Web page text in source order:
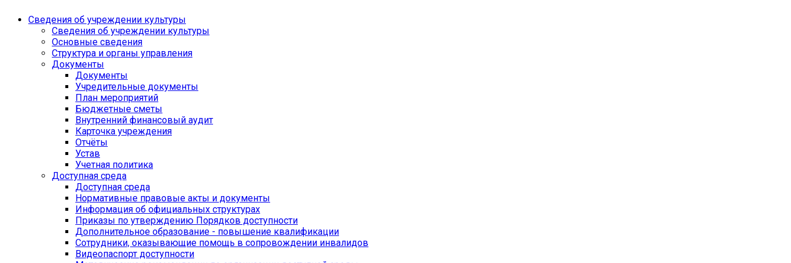
Сведения об учреждении культуры
Сведения об учреждении культуры
Основные сведения
Структура и органы управления
Документы
Документы
Учредительные документы
План мероприятий
Бюджетные сметы
Внутренний финансовый аудит
Карточка учреждения
Отчёты
Устав
Учетная политика
Доступная среда
Доступная среда
Нормативные правовые акты и документы
Информация об официальных структурах
Приказы по утверждению Порядков доступности
Дополнительное образование - повышение квалификации
Сотрудники, оказывающие помощь в сопровождении инвалидов
Видеопаспорт доступности